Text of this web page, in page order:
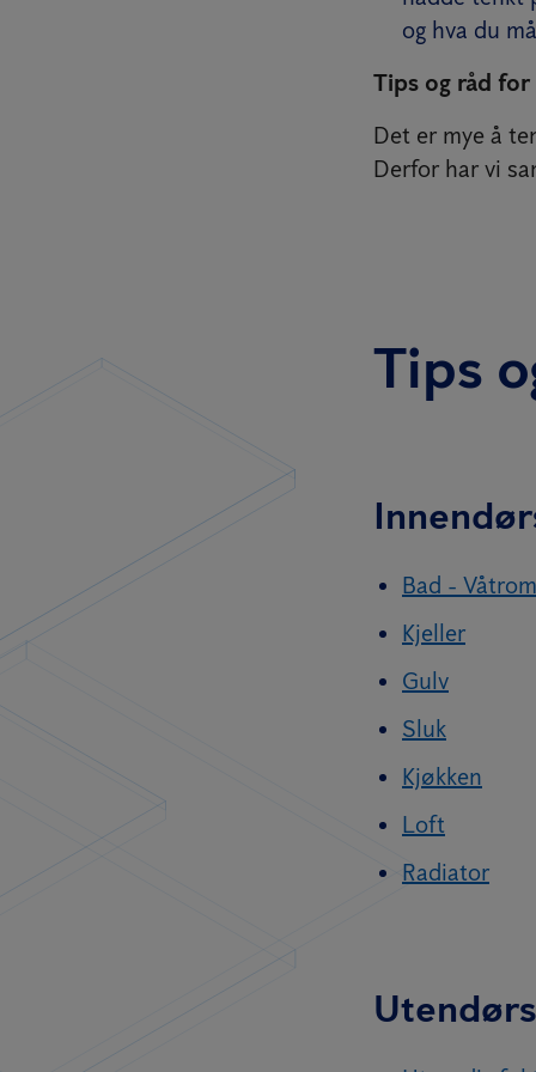
og hva du
Tips og råd
Det er mye å
Derfor har vi
Tips
Bad - Våtrom
Kjeller
Gulv
Sluk
Kjøkken
Loft
Radiator
Utendørs